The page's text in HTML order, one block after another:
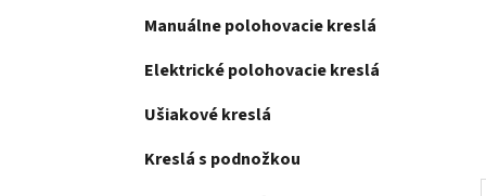
Manuálne polohovacie kreslá
Elektrické polohovacie kreslá
Ušiakové kreslá
Kreslá s podnožkou